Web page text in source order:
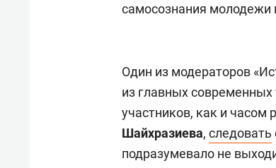
самосознания молодежи
Один из модераторов
из главных современных
участников, как и часом
Шайхразиева, следовать
подразумевало не